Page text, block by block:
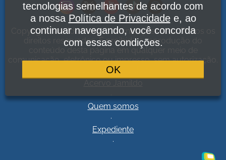
Copyright Jamildo Melo Comunicações Ltda. Todos os
direitos reservados. É proibida a reprodução do
conteúdo desta página em qualquer meio de
comunicação, eletrônico ou impresso, sem autorização.
Política de Privacidade
Quem somos
.
Expediente
.
tecnologias semelhantes de acordo com
a nossa Política de Privacidadee, ao
continuar navegando, você concorda
com essas condições.
OK